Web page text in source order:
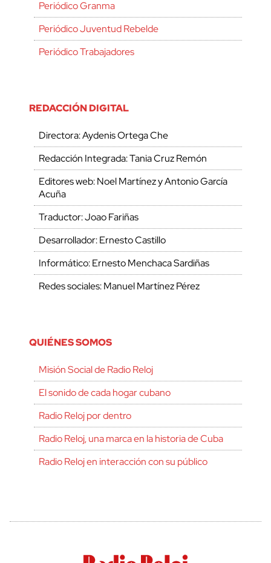
Periódico Granma
Periódico Juventud Rebelde
Periódico Trabajadores
REDACCIÓN DIGITAL
Directora: Aydenis Ortega Che
Redacción Integrada: Tania Cruz Remón
Editores web: Noel Martínez y Antonio García
Acuña
Traductor: Joao Fariñas
Desarrollador: Ernesto Castillo
Informático: Ernesto Menchaca Sardiñas
Redes sociales: Manuel Martínez Pérez
QUIÉNES SOMOS
Misión Social de Radio Reloj
El sonido de cada hogar cubano
Radio Reloj por dentro
Radio Reloj, una marca en la historia de Cuba
Radio Reloj en interacción con su público